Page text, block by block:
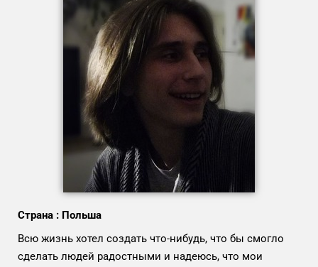
Страна : Польша
Всю жизнь хотел создать что-нибудь, что бы смогло
сделать людей радостными и надеюсь, что мои